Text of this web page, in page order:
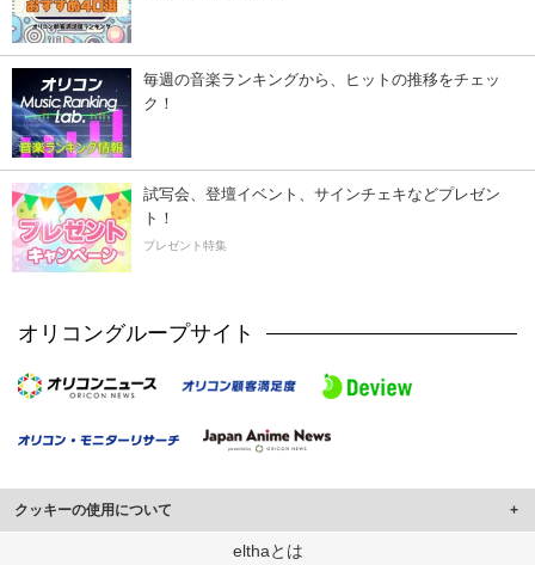
毎週の音楽ランキングから、ヒットの推移をチェッ
ク！
試写会、登壇イベント、サインチェキなどプレゼン
ト！
プレゼント特集
オリコングループサイト
クッキーの使用について
このサイトでは Cookie を使用して、ユーザーに合わせたコンテンツや広告の
elthaとは